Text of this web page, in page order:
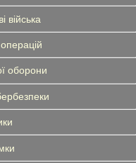
війська
оборони